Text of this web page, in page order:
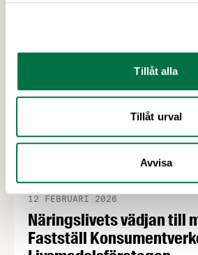
Tillåt alla
Tillåt urval
Avvisa
Näringslivets vädjan till
Fastställ
12 FEBRUARI 2026